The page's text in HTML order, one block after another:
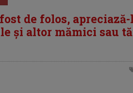
de folos,
și altor mămici sau